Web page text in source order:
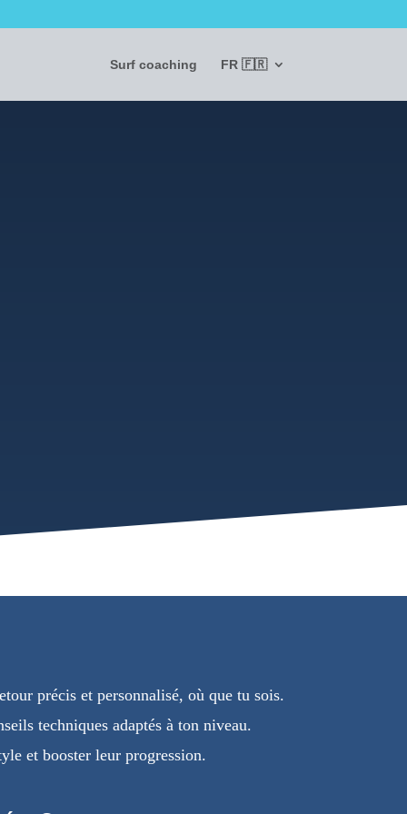
Surf coaching FR 🇫🇷
précis et personnalisé, où que tu sois.
techniques adaptés à ton niveau.
et booster leur progression.